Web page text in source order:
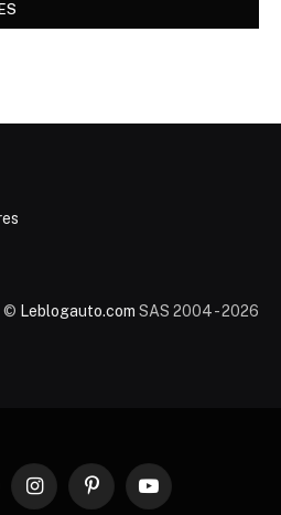
© Leblogauto.com SAS 2004 - 2026
InstagramPinterestYouTube